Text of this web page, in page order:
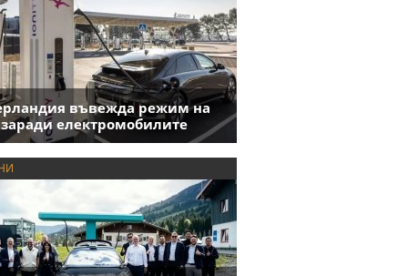
въвежда режим на
заради електромобилите